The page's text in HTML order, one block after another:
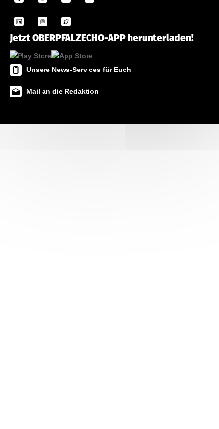
Jetzt OBERPFALZECHO-APP herunterladen!
Unsere News-Services für Euch
Mail an die Redaktion